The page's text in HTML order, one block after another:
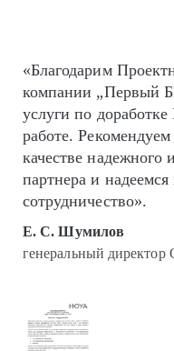
«Благодарим
компании „Первый
услуги по
работе.
качестве надежного
партнера и
сотрудничество».
Е. С. Шумилов
генеральный